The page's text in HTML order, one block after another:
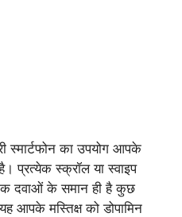
स्मार्टफोन का उपयोग आपके
प्रत्येक स्क्रॉल या स्वाइप
दवाओं के समान ही है कुछ
आपके मस्तिक्ष को डोपामिन